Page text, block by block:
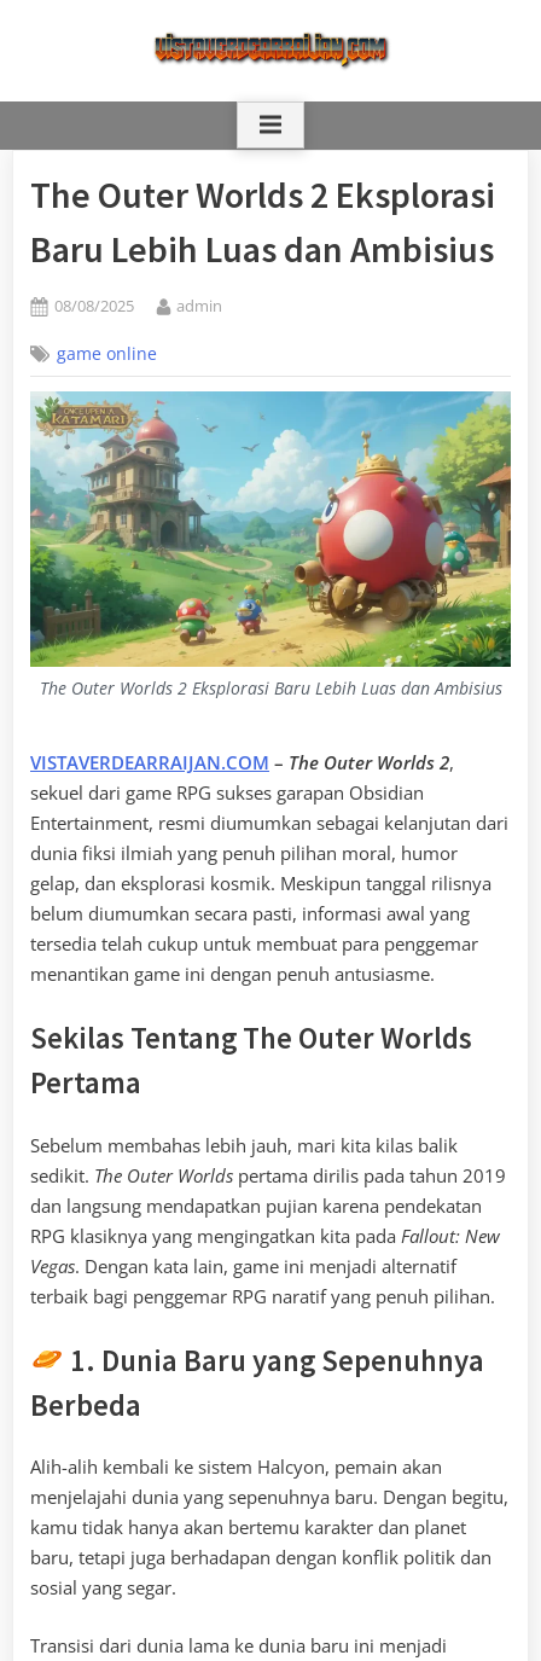
The Outer Worlds 2 Eksplorasi
Baru Lebih Luas dan Ambisius
Posted
08/08/2025 By
admin
game online
The Outer Worlds 2 Eksplorasi Baru Lebih Luas dan Ambisius
VISTAVERDEARRAIJAN.COM – The Outer Worlds 2,
sekuel dari game RPG sukses garapan Obsidian
Entertainment, resmi diumumkan sebagai kelanjutan dari
dunia fiksi ilmiah yang penuh pilihan moral, humor
gelap, dan eksplorasi kosmik. Meskipun tanggal rilisnya
belum diumumkan secara pasti, informasi awal yang
tersedia telah cukup untuk membuat para penggemar
menantikan game ini dengan penuh antusiasme.
Sekilas Tentang The Outer Worlds
Pertama
Sebelum membahas lebih jauh, mari kita kilas balik
sedikit. The Outer Worlds pertama dirilis pada tahun 2019
dan langsung mendapatkan pujian karena pendekatan
RPG klasiknya yang mengingatkan kita pada Fallout: New
Vegas. Dengan kata lain, game ini menjadi alternatif
terbaik bagi penggemar RPG naratif yang penuh pilihan.
1. Dunia Baru yang Sepenuhnya
Berbeda
Alih-alih kembali ke sistem Halcyon, pemain akan
menjelajahi dunia yang sepenuhnya baru. Dengan begitu,
kamu tidak hanya akan bertemu karakter dan planet
baru, tetapi juga berhadapan dengan konflik politik dan
sosial yang segar.
Transisi dari dunia lama ke dunia baru ini menjadi